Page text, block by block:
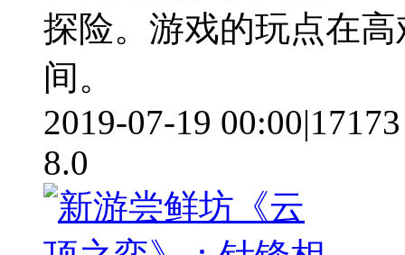
探险。游戏的玩点在
间。
2019-07-19 00:00|17173
8.0